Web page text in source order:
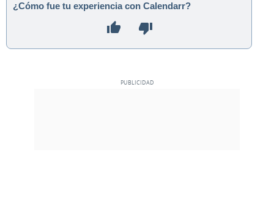
¿Cómo fue tu experiencia con Calendarr?